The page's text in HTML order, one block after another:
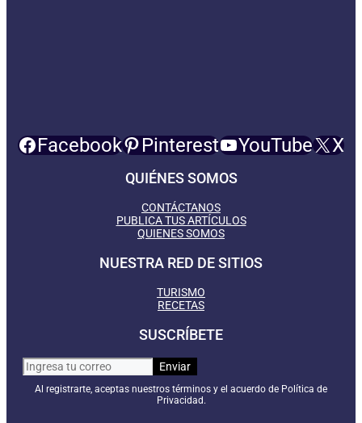
Facebook Pinterest YouTube X
QUIÉNES SOMOS
CONTÁCTANOS
PUBLICA TUS ARTÍCULOS
QUIENES SOMOS
NUESTRA RED DE SITIOS
TURISMO
RECETAS
SUSCRÍBETE
Al registrarte, aceptas nuestros términos y el acuerdo de Política de
Privacidad.